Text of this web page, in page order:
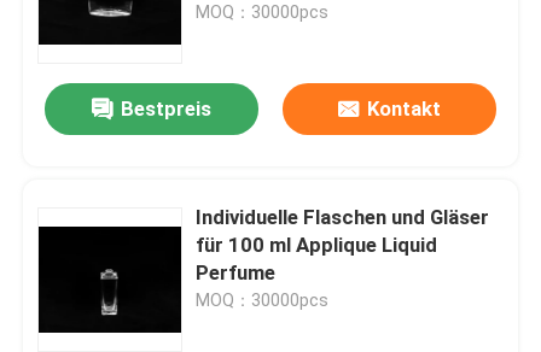
MOQ：30000pcs
Bestpreis Kontakt
Individuelle Flaschen und Gläser
für 100 ml Applique Liquid
Perfume
MOQ：30000pcs